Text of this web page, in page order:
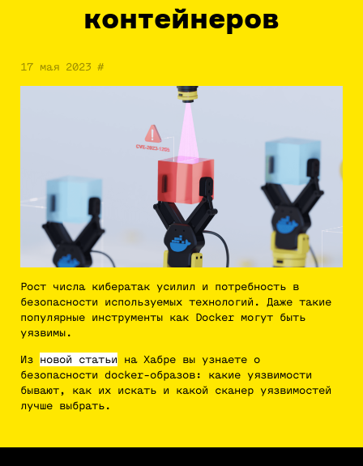
контейнеров
17 мая 2023 #
Рост числа кибератак усилил и потребность в
безопасности используемых технологий. Даже такие
популярные инструменты как Docker могут быть
уязвимы.
Из новой статьи на Хабре вы узнаете о
безопасности docker-образов: какие уязвимости
бывают, как их искать и какой сканер уязвимостей
лучше выбрать.